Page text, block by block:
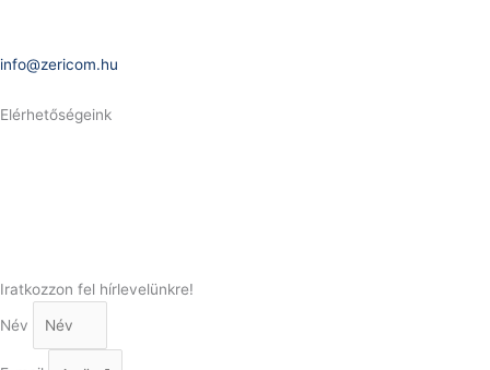
info@zericom.hu
Elérhetőségeink
Iratkozzon fel hírlevelünkre!
Név